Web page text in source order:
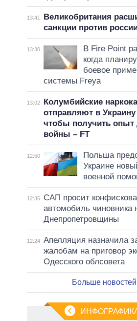
13:41
Великобритания
санкции против
13:30
В Fire Point
когда
боевое
системы Freya
13:02
Колумбийские
отправляют в
чтобы получить опыт
войны – FT
12:50
Польша
Украине
военной
12:35
САП просит
автомобиль чиновника
Днепропетровщины
12:24 Апелляция назначила
жалобам на приговор
Одесского облсовета
Больше новостей